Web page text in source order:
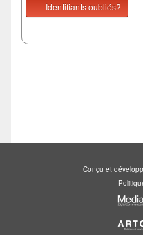
Identifiants oubliés?
Conçu et